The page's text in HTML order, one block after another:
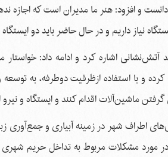
و افزود: هنر ما مدیران است که اجازه
آتش‌نشانی اشاره کرد و ادامه داد:
و با استفاده ازظرفیت دوطرفه، به
ماشین‌آلات اقدام کنند و ایستگاه و
اطراف شهر در زمینه آبیاری و
در مورد مشکلات مربوط به تداخل حریم